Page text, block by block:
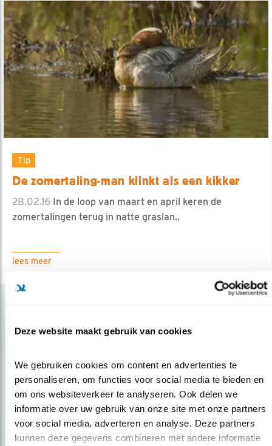
Deze website maakt gebruik van cookies
We gebruiken cookies om content en advertenties te
personaliseren, om functies voor social media te bieden en
om ons websiteverkeer te analyseren. Ook delen we
informatie over uw gebruik van onze site met onze partners
voor social media, adverteren en analyse. Deze partners
kunnen deze gegevens combineren met andere informatie
Tip
De zomertaling-man klinkt als een kikker
28.02.16 In de loop van maart en april keren de
zomertalingen terug in natte graslan..
lees meer
Op de hoogte blijven?
Meld je aan en ontvang nieuws, inspiratie, acties en tips
over vogels en activiteiten van Vogelbescherming.